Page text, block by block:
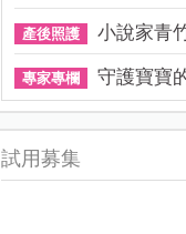
產後照護 小說家青
專家專欄 守護寶寶
試用募集